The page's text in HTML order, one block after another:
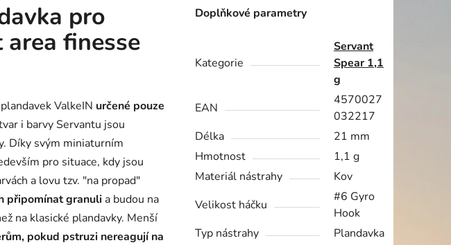
pro
finesse
ValkeIN určené pouze
i barvy Servantu jsou
Díky svým miniaturním
pro situace, kdy jsou
a lovu tzv. "na propad"
připomínat granuli a budou na
na klasické plandavky. Menší
pokud pstruzi nereagují na
Doplňkové parametry
Kategorie
Servant
Spear 1,1
g
EAN
4570027
032217
Délka
21 mm
Hmotnost
1,1 g
Materiál nástrahy
Kov
Velikost háčku
#6 Gyro
Hook
Typ nástrahy
Plandavka